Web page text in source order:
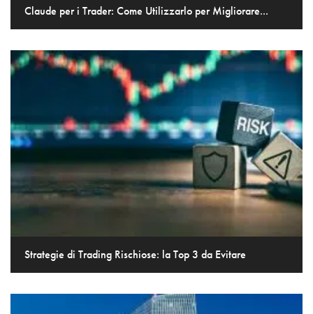
Claude per i Trader: Come Utilizzarlo per Migliorare...
Strategie di Trading Rischiose: la Top 3 da Evitare